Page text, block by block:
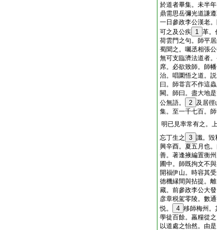
於道者畢集。未半
鼎需思岳彌光道謙
一日參政李公漢老
可之及公疾 1 革。
荷雲門之句。師平
蜀聞之。囑丞相張
無可支臨濟法道者
席。必欲致師。師
治。唱圜悟之道。
曰。師甞言不作這
闕。師曰。盡大地
公無語。
2 及居徑
集。至一千七百。
明已見率常有之。
忘丁生之
3 讖。毀
興辛酉。夏五月也
善。著逢掖編置衡
圃中。師既拘文不
開福伊山。時容其
徳機縁間與拈提。
藏。前參政李公大
彦章税駕零陵。數
悦。
4 移師梅州。
學徒百餘。羸糧從
以道處之怡然。由